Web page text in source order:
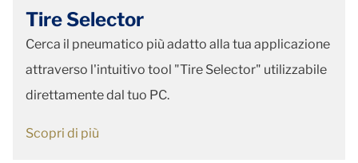
Tire Selector
Cerca il pneumatico più adatto alla tua applicazione
attraverso l'intuitivo tool "Tire Selector" utilizzabile
direttamente dal tuo PC.
Scopri di più